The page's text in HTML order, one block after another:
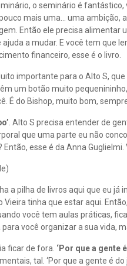
o seminário é
mais uma… uma ambição,
Então ele precisa
a mudar. E você tem que
financeiro, esse é o livro.
importante para o Alto S,
um botão muito
É do Bishop, muito bom,
. Alto S precisa entender de
que uma parte eu não
esse é da Anna Guglielmi.
a pilha de livros aqui que eu já
tinha que estar aqui.
você tem aulas práticas,
você organizar a sua vida,
ficar de fora. ‘Por que a gente
tal. ‘Por que a gente é